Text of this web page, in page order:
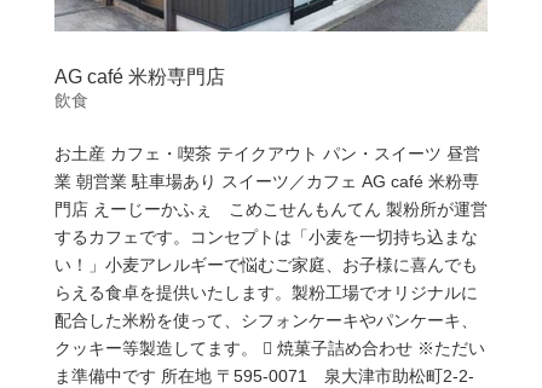
AG café 米粉専門店
飲食
お土産 カフェ・喫茶 テイクアウト パン・スイーツ 昼営
業 朝営業 駐車場あり スイーツ／カフェ AG café 米粉専
門店 えーじーかふぇ こめこせんもんてん 製粉所が運営
するカフェです。コンセプトは「小麦を一切持ち込まな
い！」小麦アレルギーで悩むご家庭、お子様に喜んでも
らえる食卓を提供いたします。製粉工場でオリジナルに
配合した米粉を使って、シフォンケーキやパンケーキ、
クッキー等製造してます。  焼菓子詰め合わせ ※ただい
ま準備中です 所在地 〒595-0071 泉大津市助松町2-2-